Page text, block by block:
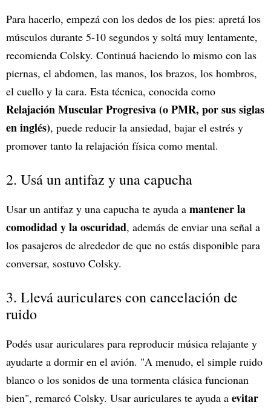
Para hacerlo, empezá con los dedos de los pies: apretá los
músculos durante 5-10 segundos y soltá muy lentamente,
recomienda Colsky. Continuá haciendo lo mismo con las
piernas, el abdomen, las manos, los brazos, los hombros,
el cuello y la cara. Esta técnica, conocida como
Relajación Muscular Progresiva (o PMR, por sus siglas
en inglés), puede reducir la ansiedad, bajar el estrés y
promover tanto la relajación física como mental.
2. Usá un antifaz y una capucha
Usar un antifaz y una capucha te ayuda a mantener la
comodidad y la oscuridad, además de enviar una señal a
los pasajeros de alrededor de que no estás disponible para
conversar, sostuvo Colsky.
3. Llevá auriculares con cancelación de
ruido
Podés usar auriculares para reproducir música relajante y
ayudarte a dormir en el avión. "A menudo, el simple ruido
blanco o los sonidos de una tormenta clásica funcionan
bien", remarcó Colsky. Usar auriculares te ayuda a evitar